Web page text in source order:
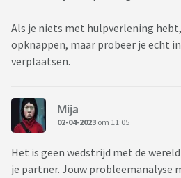
Als je niets met hulpverlening
opknappen, maar probeer je echt
verplaatsen.
Mija
02-04-2023 om 11:05
Het is geen wedstrijd met de
je partner. Jouw probleemanalyse